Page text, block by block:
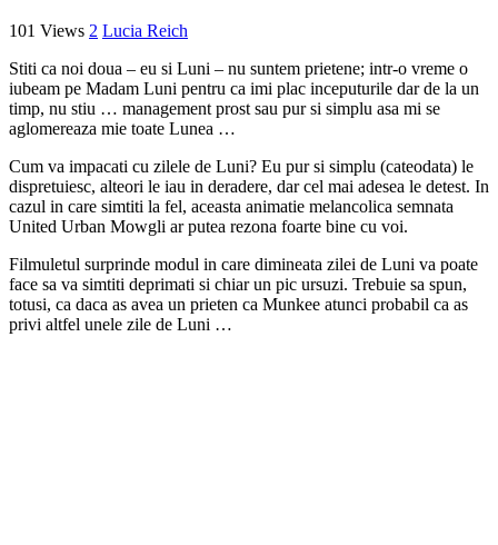
101 Views 2 Lucia Reich
Stiti ca noi doua – eu si Luni – nu suntem prietene; intr-o vreme o
iubeam pe Madam Luni pentru ca imi plac inceputurile dar de la un
timp, nu stiu … management prost sau pur si simplu asa mi se
aglomereaza mie toate Lunea …
Cum va impacati cu zilele de Luni? Eu pur si simplu (cateodata) le
dispretuiesc, alteori le iau in deradere, dar cel mai adesea le detest. In
cazul in care simtiti la fel, aceasta animatie melancolica semnata
United Urban Mowgli ar putea rezona foarte bine cu voi.
Filmuletul surprinde modul in care dimineata zilei de Luni va poate
face sa va simtiti deprimati si chiar un pic ursuzi. Trebuie sa spun,
totusi, ca daca as avea un prieten ca Munkee atunci probabil ca as
privi altfel unele zile de Luni …